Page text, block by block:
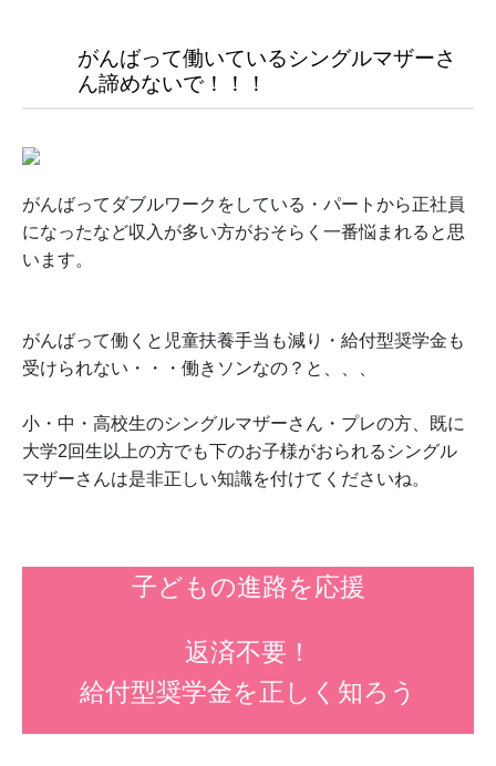
がんばって働いているシングルマザーさ
ん諦めないで！！！
がんばってダブルワークをしている・パートから正社員
になったなど収入が多い方がおそらく一番悩まれると思
います。
がんばって働くと児童扶養手当も減り・給付型奨学金も
受けられない・・・働きソンなの？と、、、
小・中・高校生のシングルマザーさん・プレの方、既に
大学2回生以上の方でも下のお子様がおられるシングル
マザーさんは是非正しい知識を付けてくださいね。
子どもの進路を応援
返済不要！
給付型奨学金を正しく知ろう